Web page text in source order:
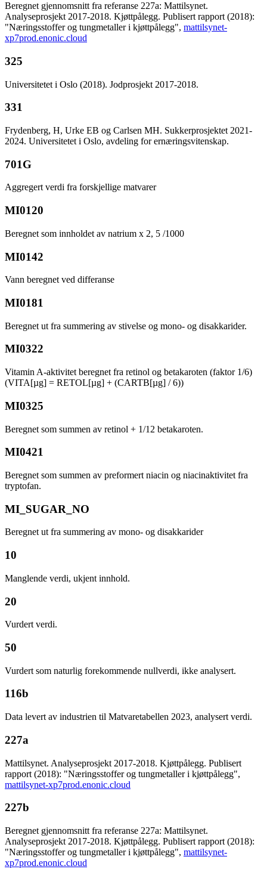
Beregnet gjennomsnitt fra referanse 227a: Mattilsynet.
Analyseprosjekt 2017-2018. Kjøttpålegg. Publisert rapport (2018):
"Næringsstoffer og tungmetaller i kjøttpålegg", mattilsynet-
xp7prod.enonic.cloud
325
Universitetet i Oslo (2018). Jodprosjekt 2017-2018.
331
Frydenberg, H, Urke EB og Carlsen MH. Sukkerprosjektet 2021-
2024. Universitetet i Oslo, avdeling for ernæringsvitenskap.
701G
Aggregert verdi fra forskjellige matvarer
MI0120
Beregnet som innholdet av natrium x 2, 5 /1000
MI0142
Vann beregnet ved differanse
MI0181
Beregnet ut fra summering av stivelse og mono- og disakkarider.
MI0322
Vitamin A-aktivitet beregnet fra retinol og betakaroten (faktor 1/6)
(VITA[µg] = RETOL[µg] + (CARTB[µg] / 6))
MI0325
Beregnet som summen av retinol + 1/12 betakaroten.
MI0421
Beregnet som summen av preformert niacin og niacinaktivitet fra
tryptofan.
MI_SUGAR_NO
Beregnet ut fra summering av mono- og disakkarider
10
Manglende verdi, ukjent innhold.
20
Vurdert verdi.
50
Vurdert som naturlig forekommende nullverdi, ikke analysert.
116b
Data levert av industrien til Matvaretabellen 2023, analysert verdi.
227a
Mattilsynet. Analyseprosjekt 2017-2018. Kjøttpålegg. Publisert
rapport (2018): "Næringsstoffer og tungmetaller i kjøttpålegg",
mattilsynet-xp7prod.enonic.cloud
227b
Beregnet gjennomsnitt fra referanse 227a: Mattilsynet.
Analyseprosjekt 2017-2018. Kjøttpålegg. Publisert rapport (2018):
"Næringsstoffer og tungmetaller i kjøttpålegg", mattilsynet-
xp7prod.enonic.cloud